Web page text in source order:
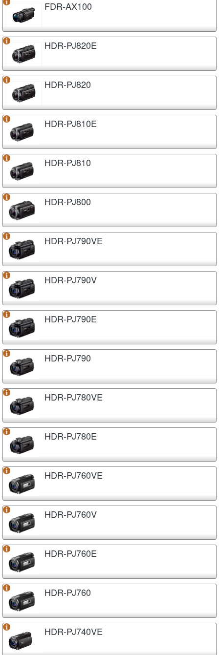
FDR-AX100
HDR-PJ820E
HDR-PJ820
HDR-PJ810E
HDR-PJ810
HDR-PJ800
HDR-PJ790VE
HDR-PJ790V
HDR-PJ790E
HDR-PJ790
HDR-PJ780VE
HDR-PJ780E
HDR-PJ760VE
HDR-PJ760V
HDR-PJ760E
HDR-PJ760
HDR-PJ740VE